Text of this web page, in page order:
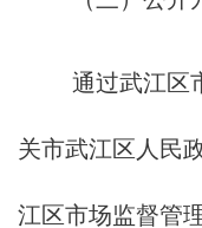
通过武江区
关市武江区人民
江区市场监督管